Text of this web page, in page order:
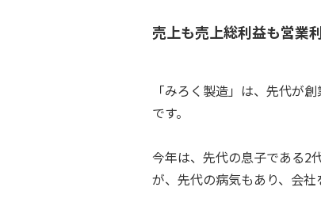
売上も売上総利益も営業
「みろく製造」は、先代が
です。
今年は、先代の息子である2
が、先代の病気もあり、会社